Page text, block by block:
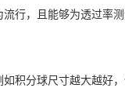
行，且能够为透过率
积分球尺寸越大越好